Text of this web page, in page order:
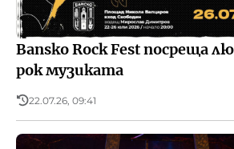
Bansko Rock Fest посреща
рок музиката
22.07.26, 09:41